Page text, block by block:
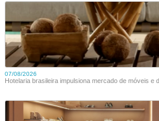
07/08/2026
Hotelaria brasileira impulsiona mercado de móveis e